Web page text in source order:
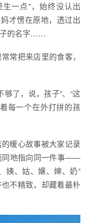
一点”，始终没认出
才愣在原地，透过出
子的名字……
常把来店里的食客，
了，说，孩子”、“这
每一个在外打拼的孩
暖心故事被大家记录
同地指向同一件事——
姨、姑、嬢、婶、奶”
不精致，却藏着最朴